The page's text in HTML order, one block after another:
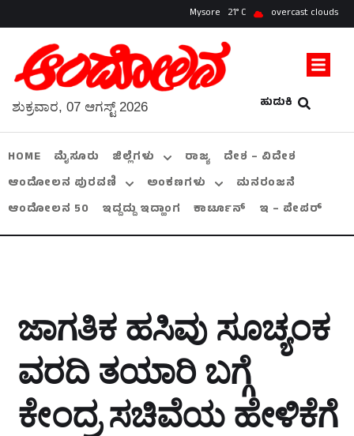
Mysore 21 overcast clouds
ಹುಡುಕಿ
ಶುಕ್ರವಾರ, 07 ಆಗಸ್ಟ್ 2026
HOME ಮೈಸೂರು ಜಿಲ್ಲೆಗಳು ರಾಜ್ಯ
ದೇಶ – ವಿದೇಶ
ಆಂದೋಲನ ಪುರವಣಿ
ಅಂಕಣಗಳು
ಮನರಂಜನೆ
ಆಂದೋಲನ 50
ಇದ್ದದ್ದು ಇದ್ಹಾಂಗ ಕಾರ್ಟೂನ್ ಇ – ಪೇಪರ್
ಜಾಗತಿಕ ಹಸಿವು ಸೂಚ್ಯಂಕ
ವರದಿ ತಯಾರಿ ಬಗ್ಗೆ
ಕೇಂದ್ರ ಸಚಿವೆಯ ಹೇಳಿಕೆಗೆ